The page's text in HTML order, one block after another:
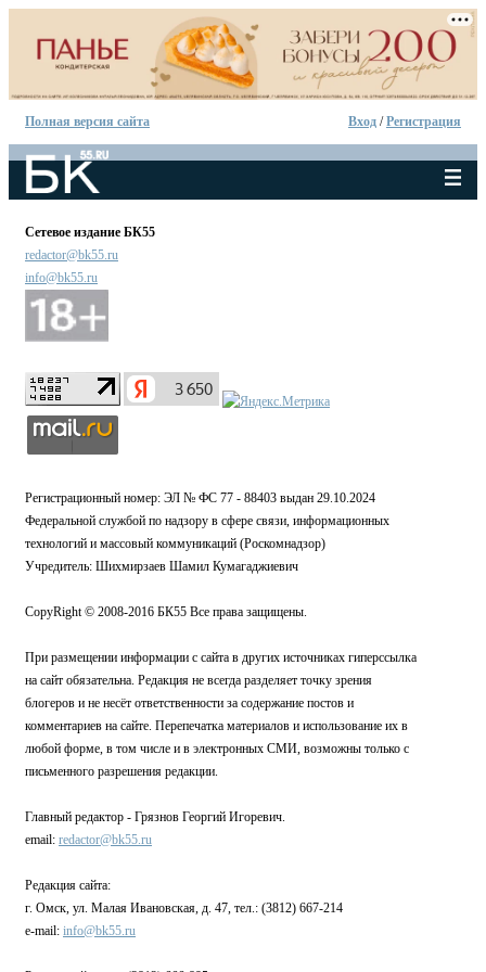
Полная версия сайта Вход /Регистрация
Сетевое издание БК55
redactor@bk55.ru
info@bk55.ru
Регистрационный номер: ЭЛ № ФС 77 - 88403 выдан 29.10.2024
Федеральной службой по надзору в сфере связи, информационных
технологий и массовый коммуникаций (Роскомнадзор)
Учредитель: Шихмирзаев Шамил Кумагаджиевич
CopyRight © 2008-2016 БК55 Все права защищены.
При размещении информации с сайта в других источниках гиперссылка
на сайт обязательна. Редакция не всегда разделяет точку зрения
блогеров и не несёт ответственности за содержание постов и
комментариев на сайте. Перепечатка материалов и использование их в
любой форме, в том числе и в электронных СМИ, возможны только с
письменного разрешения редакции.
Главный редактор - Грязнов Георгий Игоревич.
email: redactor@bk55.ru
Редакция сайта:
г. Омск, ул. Малая Ивановская, д. 47, тел.: (3812) 667-214
e-mail: info@bk55.ru